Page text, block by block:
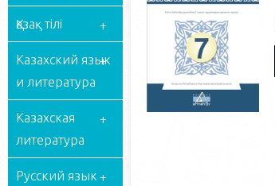
Қазақ тілі
Казахский язык
и литература
Казахская
литература
Русский язык